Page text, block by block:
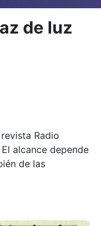
de luz
Radio
alcance depende
de las